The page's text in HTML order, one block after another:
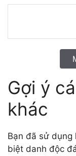
Gợi ý
khác
Bạn đã sử dụng
biệt danh độc